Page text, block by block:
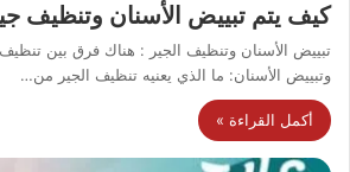
كيف يتم تبييض الأسنان وتنظيف
تبييض الأسنان وتنظيف الجير : هناك فرق بين تنظيف
وتبييض الأسنان: ما الذي يعنيه تنظيف الجير من…
أكمل القراءة »